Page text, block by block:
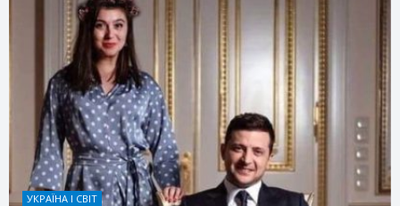
УКРАЇНА І СВІТ